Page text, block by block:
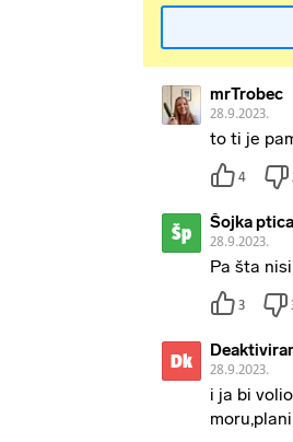
mrTrobec
28.9.2023.
to ti je
4
Šp Šojka ptica
28.9.2023.
Pa šta
3
Dk 28.9.2023.
i ja bi